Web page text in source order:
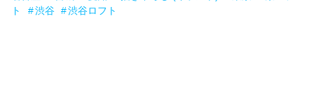
ト
渋谷 渋谷ロフト